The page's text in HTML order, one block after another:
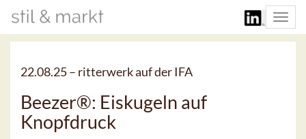
22.08.25 – ritterwerk auf der IFA
Beezer®: Eiskugeln auf
Knopfdruck